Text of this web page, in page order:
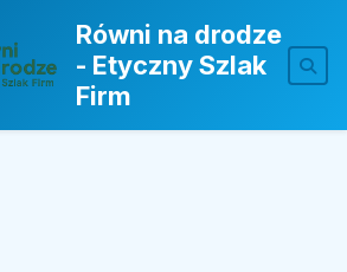
Równi na drodze
- Etyczny Szlak
Firm